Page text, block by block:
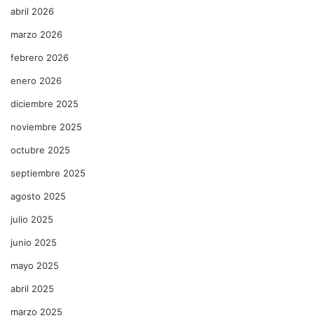
abril 2026
marzo 2026
febrero 2026
enero 2026
diciembre 2025
noviembre 2025
octubre 2025
septiembre 2025
agosto 2025
julio 2025
junio 2025
mayo 2025
abril 2025
marzo 2025